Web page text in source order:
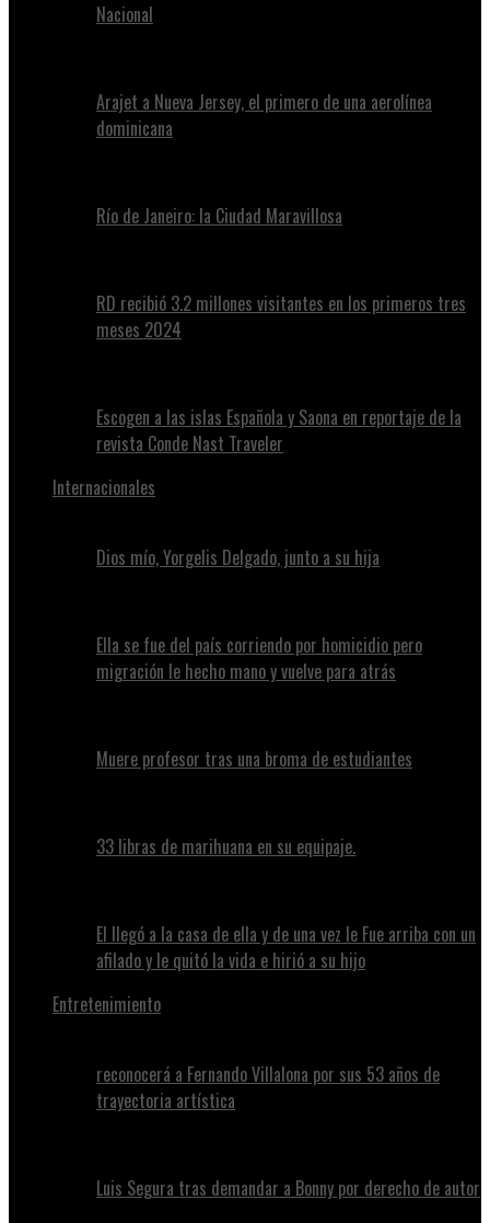
Nacional
Arajet a Nueva Jersey, el primero de una aerolínea
dominicana
Río de Janeiro: la Ciudad Maravillosa
RD recibió 3.2 millones visitantes en los primeros tres
meses 2024
Escogen a las islas Española y Saona en reportaje de la
revista Conde Nast Traveler
Internacionales
Dios mío, Yorgelis Delgado, junto a su hija
Ella se fue del país corriendo por homicidio pero
migración le hecho mano y vuelve para atrás
Muere profesor tras una broma de estudiantes
33 libras de marihuana en su equipaje.
El llegó a la casa de ella y de una vez le Fue arriba con un
afilado y le quitó la vida e hirió a su hijo
Entretenimiento
reconocerá a Fernando Villalona por sus 53 años de
trayectoria artística
Luis Segura tras demandar a Bonny por derecho de autor